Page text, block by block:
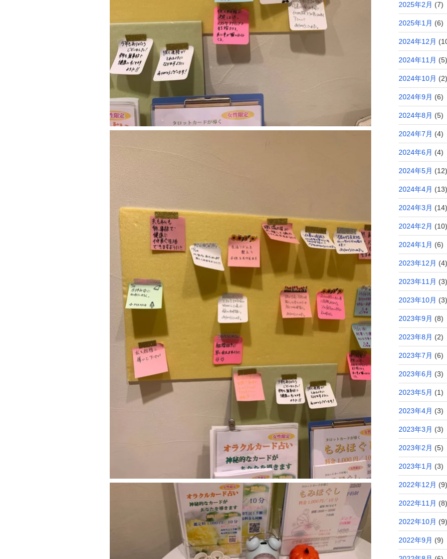
2025年2月 (7)
2025年1月 (6)
2024年12月
2024年11月 (5)
2024年10月 (2)
2024年9月 (6)
2024年8月 (5)
2024年7月 (4)
2024年6月 (4)
2024年5月 (12)
2024年4月 (13)
2024年3月 (14)
2024年2月 (10)
2024年1月 (6)
2023年12月 (4)
2023年11月 (3)
2023年10月 (3)
2023年9月 (8)
2023年8月 (2)
2023年7月 (6)
2023年6月 (3)
2023年5月 (1)
2023年4月 (3)
2023年3月 (3)
2023年2月 (5)
2023年1月 (3)
2022年12月 (9)
2022年11月 (8)
2022年10月 (9)
2022年9月 (9)